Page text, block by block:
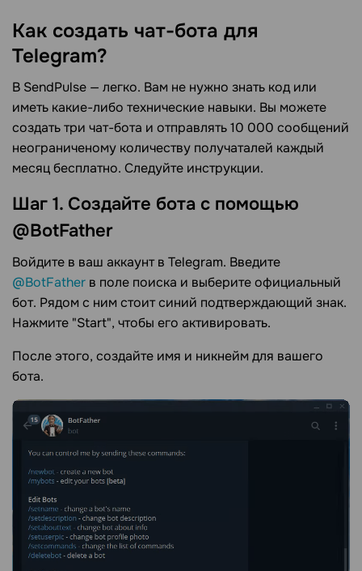
Как создать чат-бота для
Telegram?
В SendPulse — легко. Вам не нужно знать код или
иметь какие-либо технические навыки. Вы можете
создать три чат-бота и отправлять 10 000 сообщений
неограниченому количеству получаталей каждый
месяц бесплатно. Следуйте инструкции.
Шаг 1. Создайте бота с помощью
@BotFather
Войдите в ваш аккаунт в Telegram. Введите
@BotFather в поле поиска и выберите официальный
бот. Рядом с ним стоит синий подтверждающий знак.
Нажмите "Start", чтобы его активировать.
После этого, создайте имя и никнейм для вашего
бота.